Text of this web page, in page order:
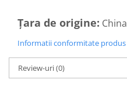
Memorie
Menopauza
Meteorism
Migrene
Țara de origine: China
Informatii conformitate produs
Review-uri(0)